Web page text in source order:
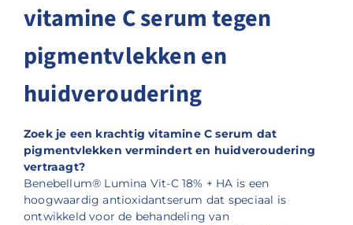
vitamine C serum tegen
pigmentvlekken en
huidveroudering
Zoek je een krachtig vitamine C serum dat
pigmentvlekken vermindert en huidveroudering
vertraagt?
Benebellum® Lumina Vit-C 18% + HA is een
hoogwaardig antioxidantserum dat speciaal is
ontwikkeld voor de behandeling van